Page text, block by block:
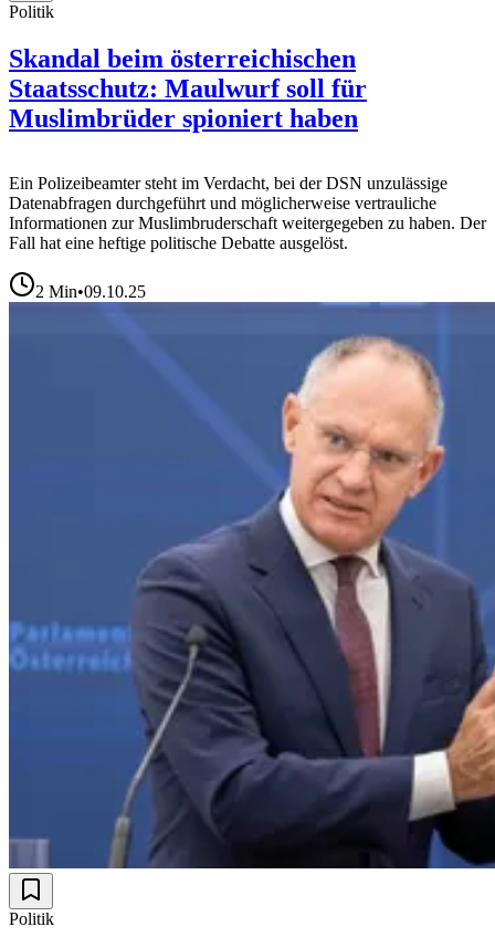
Politik
Skandal beim österreichischen
Staatsschutz: Maulwurf soll für
Muslimbrüder spioniert haben
Ein Polizeibeamter steht im Verdacht, bei der DSN unzulässige
Datenabfragen durchgeführt und möglicherweise vertrauliche
Informationen zur Muslimbruderschaft weitergegeben zu haben. Der
Fall hat eine heftige politische Debatte ausgelöst.
2 Min•09.10.25
Politik